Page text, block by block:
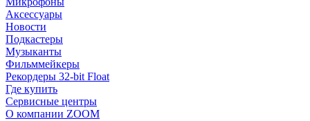
Аксессуары
Новости
Подкастеры
Музыканты
Фильммейкеры
Рекордеры 32-bit Float
Где купить
Сервисные центры
О компании ZOOM